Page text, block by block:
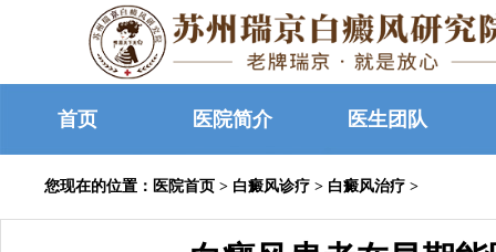
首页 医院简介 医生团队
您现在的位置： 医院首页 > 白癜风诊疗 > 白癜风治疗 >